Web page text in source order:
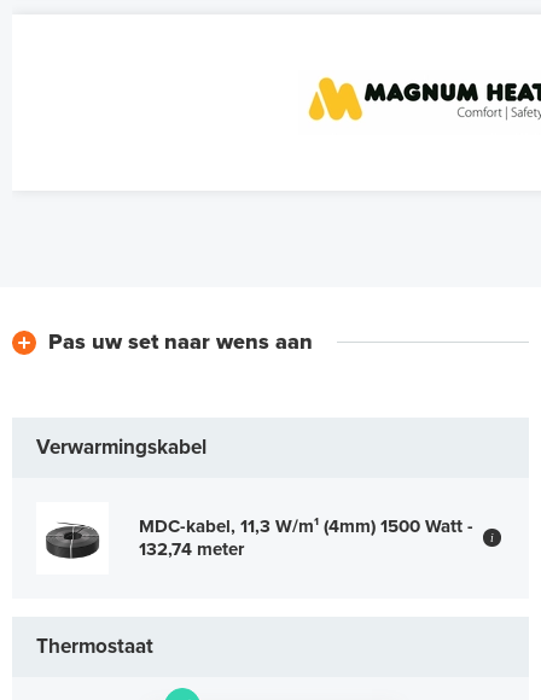
Pas uw set naar wens aan
Verwarmingskabel
MDC-kabel, 11,3 W/m¹ (4mm) 1500 Watt -
132,74 meter
i
Thermostaat